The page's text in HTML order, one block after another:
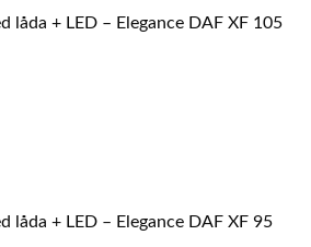
låda + LED – Elegance DAF XF 105
låda + LED – Elegance DAF XF 95